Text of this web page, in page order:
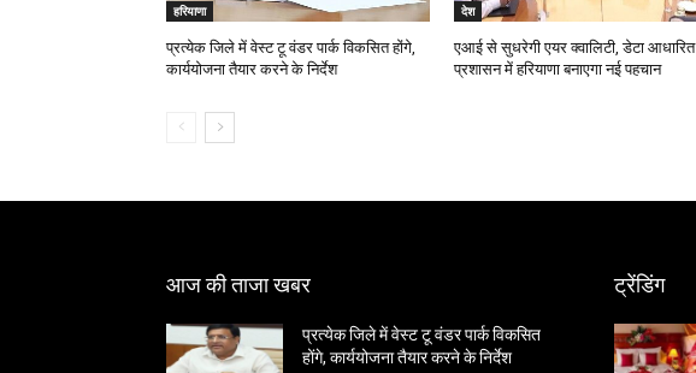
हरियाणा
प्रत्येक जिले में वेस्ट टू वंडर पार्क विकसित होंगे,
कार्ययोजना तैयार करने के निर्देश
देश
एआई से सुधरेगी एयर क्वालिटी, डेटा आधारित
प्रशासन में हरियाणा बनाएगा नई पहचान
आज की ताजा खबर
प्रत्येक जिले में वेस्ट टू वंडर पार्क विकसित
होंगे, कार्ययोजना तैयार करने के निर्देश
ट्रेंडिंग